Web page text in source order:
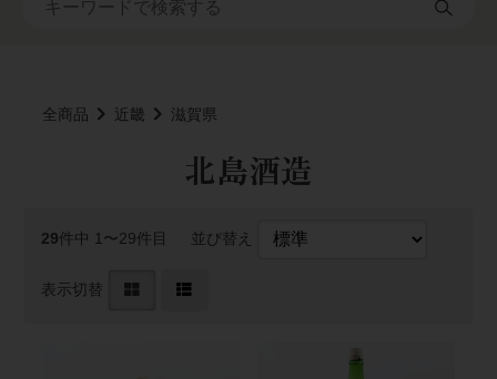
全商品 近畿 滋賀県
北島酒造
29件中 1〜29件目 並び替え
表示切替